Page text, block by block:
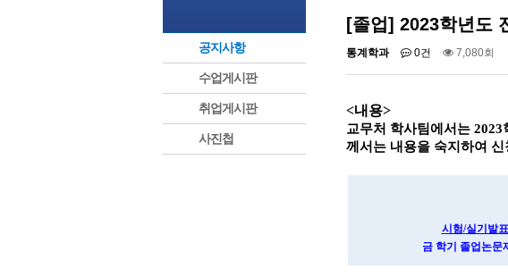
공지사항
수업게시판
취업게시판
사진첩
[졸업] 2023학년도
통계학과 0건 7,080회
<내용>
교무처 학사팀에서는 2023
께서는 내용을 숙지하여
시험/실기발표
금 학기 졸업논문